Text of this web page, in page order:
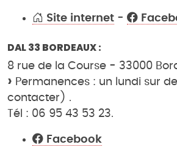
Site internet-
DAL 33 BORDEAUX :
8 rue de la Course - 33000
Permanences : un lundi sur
contacter) .
Tél : 06 95 43 53 23.
Facebook